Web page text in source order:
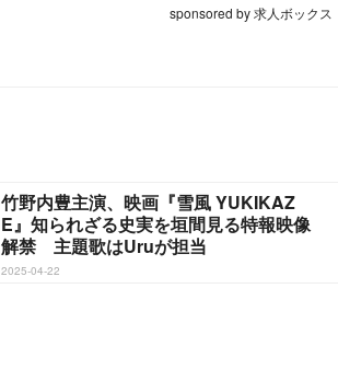
sponsored by 求人ボックス
竹野内豊主演、映画『雪風 YUKIKAZ
E』知られざる史実を垣間見る特報映像
解禁 主題歌はUruが担当
2025-04-22